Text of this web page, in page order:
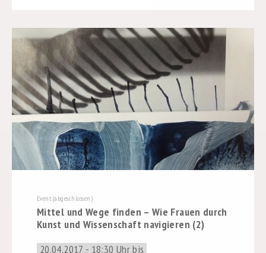
Event (abgeschlossen)
Mittel und Wege finden – Wie Frauen durch
Kunst und Wissenschaft navigieren (2)
20.04.2017 - 18:30 Uhr bis